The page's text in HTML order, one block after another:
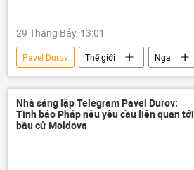
29 Tháng Bảy, 13:01
Pavel Durov Thế giới
Nga
Telegram
FSB
khủng bố
Ukraina
Nhà sáng lập Telegram Pavel Durov:
Tình báo Pháp nêu yêu cầu liên quan tới
bầu cử Moldova